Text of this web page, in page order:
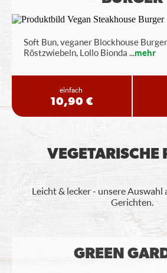
Soft Bun, veganer Blockhouse
Röstzwiebeln, Lollo Bionda ...mehr
einfach
10,90 €
VEGETARISCHE
Leicht & lecker - unsere Auswahl
Gerichten.
GREEN